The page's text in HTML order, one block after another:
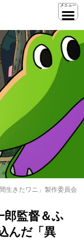
⽣きたワニ」製作委員会
郎監督＆ふ
んだ「異